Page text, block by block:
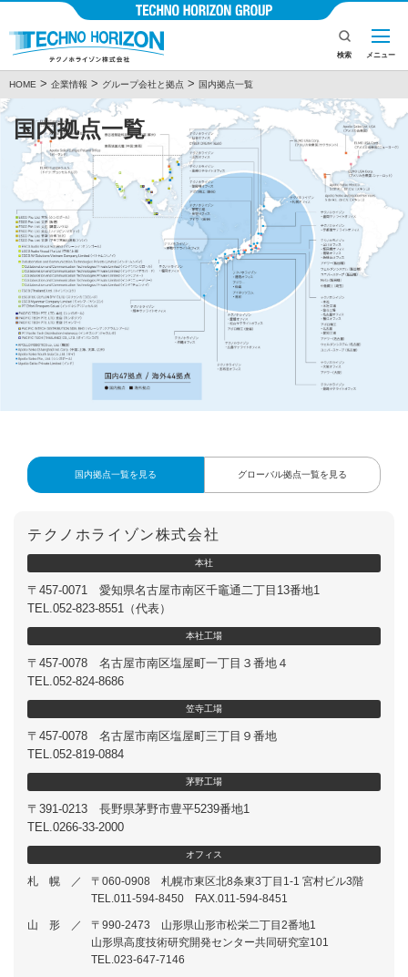
メニュー
企業情報
製品とサービス
ニュース
投資家情報
CSR
採用情報
お問い合わせ
プライバシーポリシー
検索
HOME > 企業情報 > グループ会社と拠点 > 国内拠点一覧
国内拠点一覧
国内拠点一覧を見る グローバル拠点一覧を見る
テクノホライゾン株式会社
本社
〒457-0071 愛知県名古屋市南区千竈通二丁目13番地1
TEL.052-823-8551（代表）
本社工場
〒457-0078 名古屋市南区塩屋町一丁目３番地４
TEL.052-824-8686
笠寺工場
〒457-0078 名古屋市南区塩屋町三丁目９番地
TEL.052-819-0884
茅野工場
〒391-0213 長野県茅野市豊平5239番地1
TEL.0266-33-2000
オフ ィ ス
札 幌 ／
〒060-0908 札幌市東区北8条東3丁目1-1 宮村ビル3階
TEL.011-594-8450 FAX.011-594-8451
山 形 ／
〒990-2473 山形県山形市松栄二丁目2番地1
山形県高度技術研究開発センター共同研究室101
TEL.023-647-7146